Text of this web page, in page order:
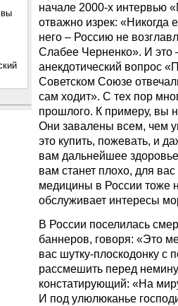
вы
начале 2000-х интервью
отважно изрек:
него – Россию не
Слабее Черненко». И это
анекдотический вопрос
Советском Союзе
сам ходит». С тех пор
прошлого. К примеру, вы
Они завалены всем, чем
это купить, пожевать, и
вам дальнейшее
вам станет плохо, для
медицины в России тоже
обслуживает интересы
В России поселилась
баннеров, говоря: «Это
вас шутку-плоскодонку с
рассмешить перед
констатирующий: «На
И под улюлюканье